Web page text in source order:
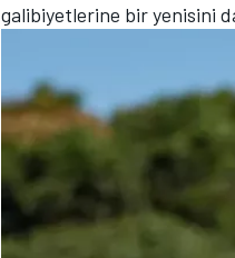
galibiyetlerine bir yenisini